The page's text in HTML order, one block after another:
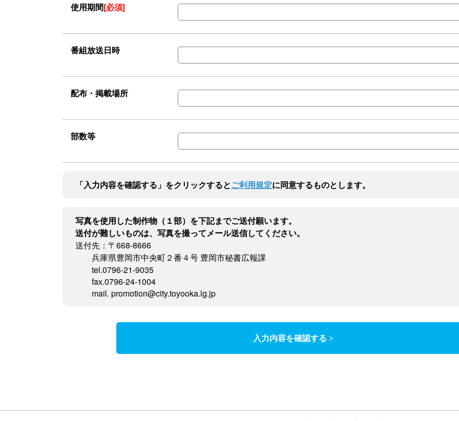
使用期間[必須]
番組放送日時
配布・掲載場所
部数等
「入力内容を確認する」をクリックするとご利用規定に同意するものとします。
写真を使用した制作物（１部）を下記までご送付願います。
送付が難しいものは、写真を撮ってメール送信してください。
送付先：〒668-8666
兵庫県豊岡市中央町２番４号 豊岡市秘書広報課
tel.0796-21-9035
fax.0796-24-1004
mail. promotion@city.toyooka.lg.jp